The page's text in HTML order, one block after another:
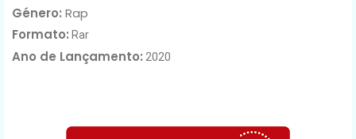
Género: Rap
Formato: Rar
Ano de Lançamento: 2020